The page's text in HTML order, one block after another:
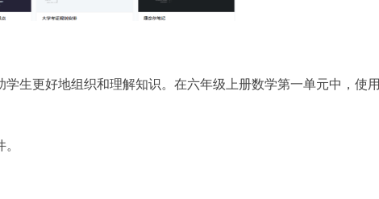
生更好地组织和理解知识。在六年级上册数学第一单元中，使用